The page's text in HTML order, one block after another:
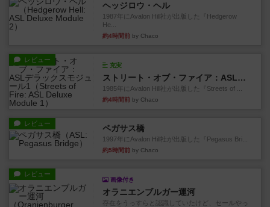
ヘッジロウ・ヘル
1987年にAvalon Hill社が出版した『Hedgerow
He...
約4時間前 by Chaco
レビュー
充実
ストリート・オブ・ファイア：ASLデラックスモジュール1
1985年にAvalon Hill社が出版した『Streets of ...
約4時間前 by Chaco
レビュー ペガサス橋
1997年にAvalon Hill社が出版した『Pegasus Bri...
約5時間前 by Chaco
レビュー
画像付き
オラニエンブルガー運河
存在をうっすらと認識していたけど、セールやっ